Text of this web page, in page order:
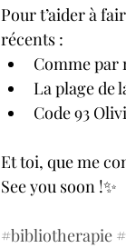
Pour t’aider à
récents :
Comme par
La plage de
Code 93
Et toi, que me
See you soon !✨
#bibliotherapie